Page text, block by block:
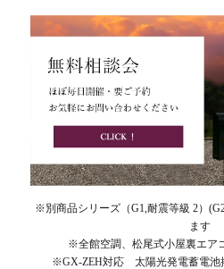
※別商品シリーズ（G1,耐震等級 2）
ます
※全館空調、松尾式小屋裏エア
※GX-ZEH対応 太陽光発電蓄電池